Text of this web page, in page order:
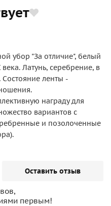
убор "За отличие", белый
Латунь, серебрение, в
Состояние ленты -
награду для
вариантов с
и позолоченные
Оставить отзыв
первым!